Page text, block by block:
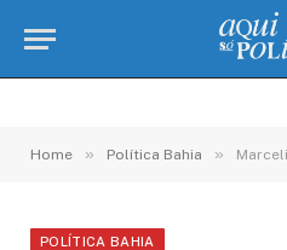
Home » Política Bahia » Marcelino Galo
POLÍTICA BAHIA